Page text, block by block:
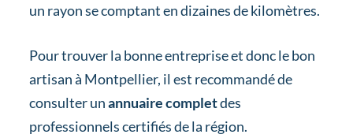
un rayon se comptant en dizaines de kilomètres.
Pour trouver la bonne entreprise et donc le bon
artisan à Montpellier, il est recommandé de
consulter unannuaire completdes
professionnels certifiés de la région.